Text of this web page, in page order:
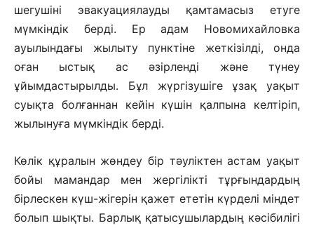
шегушіні эвакуациялауды қамтамасыз етуге
мүмкіндік берді. Ер адам Новомихайловка
ауылындағы жылыту пунктіне жеткізілді, онда
оған ыстық ас әзірленді және түнеу
ұйымдастырылды. Бұл жүргізушіге ұзақ уақыт
суықта болғаннан кейін күшін қалпына келтіріп,
жылынуға мүмкіндік берді.
Көлік құралын жөндеу бір тәуліктен астам уақыт
бойы мамандар мен жергілікті тұрғындардың
бірлескен күш-жігерін қажет ететін күрделі міндет
болып шықты. Барлық қатысушылардың кәсібилігі